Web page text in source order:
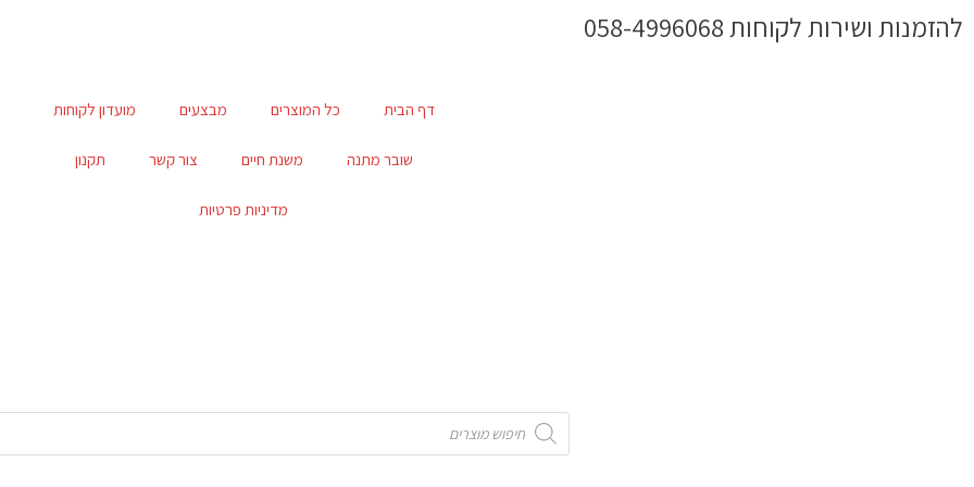
לתוכןלהזמנות ושירות לקוחות 058-4996068
דף הבית כל המוצרים מבצעים מועדון לקוחות
שובר מתנה משנת חיים צור קשר תקנון
מדיניות פרטיות
Products
search